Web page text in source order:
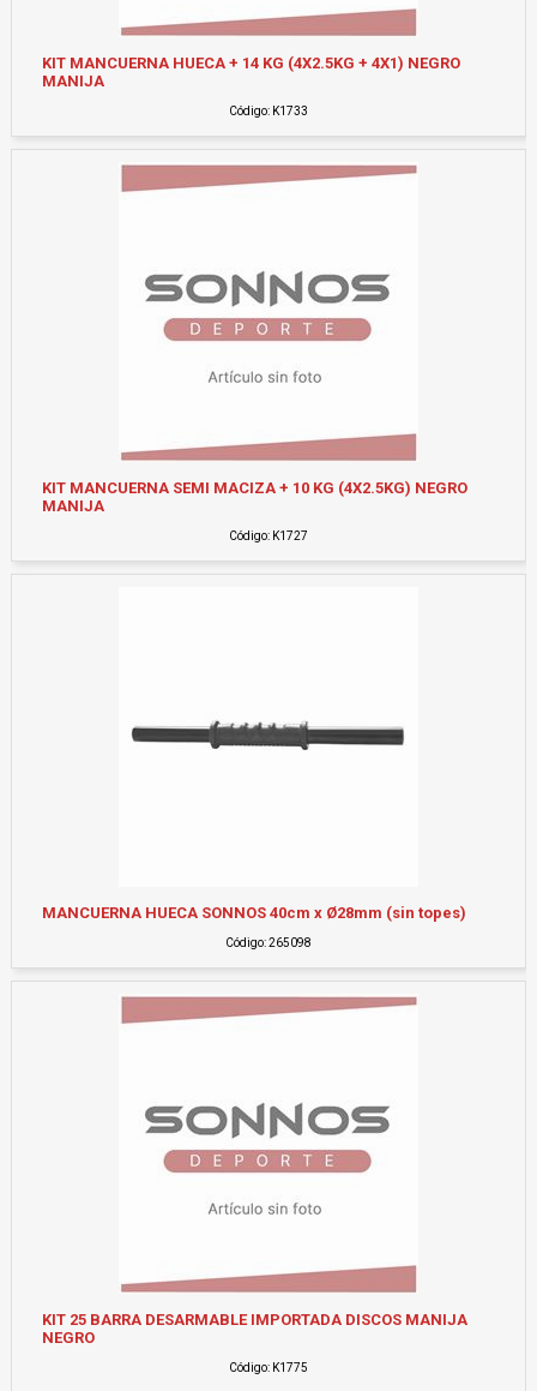
KIT MANCUERNA HUECA + 14 KG (4X2.5KG + 4X1) NEGRO
MANIJA
Código: K1733
KIT MANCUERNA SEMI MACIZA + 10 KG (4X2.5KG) NEGRO
MANIJA
Código: K1727
MANCUERNA HUECA SONNOS 40cm x Ø28mm (sin topes)
Código: 265098
KIT 25 BARRA DESARMABLE IMPORTADA DISCOS MANIJA
NEGRO
Código: K1775